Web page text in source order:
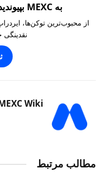
به MEXC بپیوندید و ۱۰,۰۰۰ تتر بگیرید
از محبوب‌ترین توکن‌ها،
نقدینگی
Wiki
مطالب مرتبط